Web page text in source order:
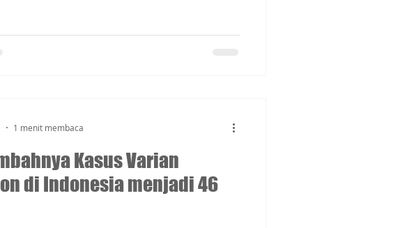
Kasus Varian
di Indonesia menjadi 46
1 menit membaca